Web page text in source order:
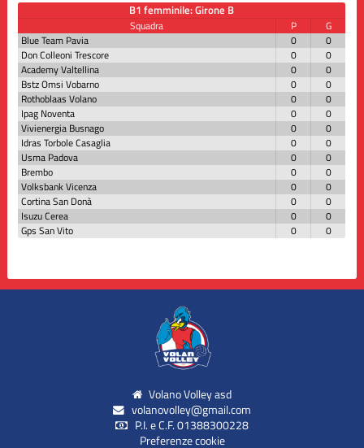
B1 femminile: Girone B
Squadra P
G
Blue Team Pavia
0
0
Don Colleoni Trescore
0
0
Academy Valtellina
0
0
Bstz Omsi Vobarno
0
0
Rothoblaas Volano
0
0
Ipag Noventa
0
0
Vivienergia Busnago
0
0
Idras Torbole Casaglia
0
0
Usma Padova
0
0
Brembo
0
0
Volksbank Vicenza
0
0
Cortina San Donà
0
0
Isuzu Cerea
0
0
Gps San Vito
0 0
Volano Volley asd
volanovolley@gmail.com
P.I. e C.F. 01388300228
Preferenze cookie